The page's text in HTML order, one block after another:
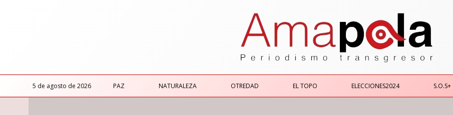
5 de agosto de 2026 PAZ NATURALEZA OTREDAD EL TOPO ELECCIONES2024 S.O.S+